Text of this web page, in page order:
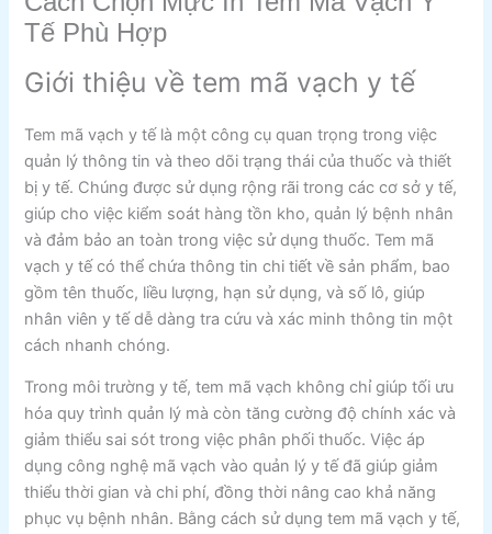
Tế Phù Hợp
Giới thiệu về tem mã vạch y tế
Tem mã vạch y tế là một công cụ quan trọng trong việc
quản lý thông tin và theo dõi trạng thái của thuốc và thiết
bị y tế. Chúng được sử dụng rộng rãi trong các cơ sở y tế,
giúp cho việc kiểm soát hàng tồn kho, quản lý bệnh nhân
và đảm bảo an toàn trong việc sử dụng thuốc. Tem mã
vạch y tế có thể chứa thông tin chi tiết về sản phẩm, bao
gồm tên thuốc, liều lượng, hạn sử dụng, và số lô, giúp
nhân viên y tế dễ dàng tra cứu và xác minh thông tin một
cách nhanh chóng.
Trong môi trường y tế, tem mã vạch không chỉ giúp tối ưu
hóa quy trình quản lý mà còn tăng cường độ chính xác và
giảm thiểu sai sót trong việc phân phối thuốc. Việc áp
dụng công nghệ mã vạch vào quản lý y tế đã giúp giảm
thiểu thời gian và chi phí, đồng thời nâng cao khả năng
phục vụ bệnh nhân. Bằng cách sử dụng tem mã vạch y tế,